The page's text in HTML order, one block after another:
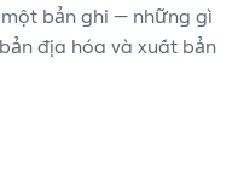
bản ghi — những gì
địa hóa và xuất bản